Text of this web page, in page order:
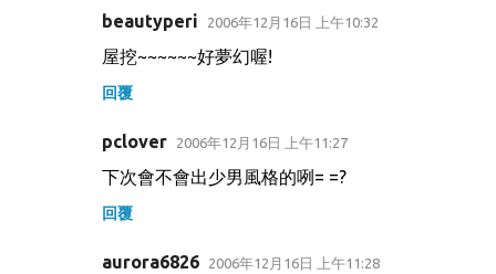
beautyperi 2006年12月16日 上午10:32
屋挖~~~~~~好夢幻喔!
回覆
pclover 2006年12月16日 上午11:27
下次會不會出少男風格的咧= =?
回覆
aurora6826 2006年12月16日 上午11:28